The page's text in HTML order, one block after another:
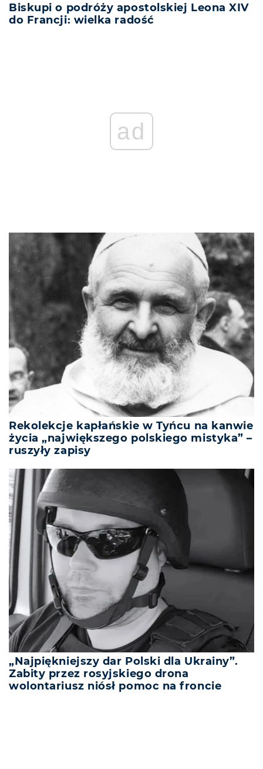
Biskupi o podróży apostolskiej Leona XIV
do Francji: wielka radość
ad
Rekolekcje kapłańskie w Tyńcu na kanwie
życia „największego polskiego mistyka” –
ruszyły zapisy
„Najpiękniejszy dar Polski dla Ukrainy”.
Zabity przez rosyjskiego drona
wolontariusz niósł pomoc na froncie